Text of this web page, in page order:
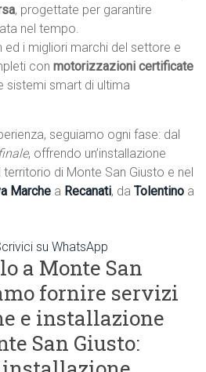
, progettate per garantire
nel tempo.
i migliori marchi del settore e
conmotorizzazioni certificate
sistemi smart di ultima
seguiamo ogni fase: dal
, offrendo un’installazione
di Monte San Giusto e nel
Marche a Recanati, daTolentino a
su WhatsApp
a Monte San
fornire servizi
e installazione
San Giusto: